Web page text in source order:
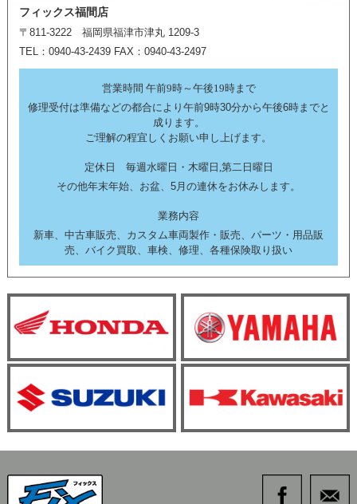
フィックス福間店
〒811-3222 福岡県福津市津丸 1209-3
TEL：0940-43-2439 FAX：0940-43-2497
営業時間 午前9時～午後19時まで
修理受付は準備などの都合により午前9時30分から午後6時までと
成ります。
ご理解の程宜しくお願い申し上げます。
定休日 毎週水曜日・木曜日,第二日曜日
その他年末年始、お盆、5月の連休をお休みします。
業務内容
新車、中古車販売、カスタム車両製作・販売、パーツ・用品販
売、バイク買取、車検、修理、各種保険取り扱い